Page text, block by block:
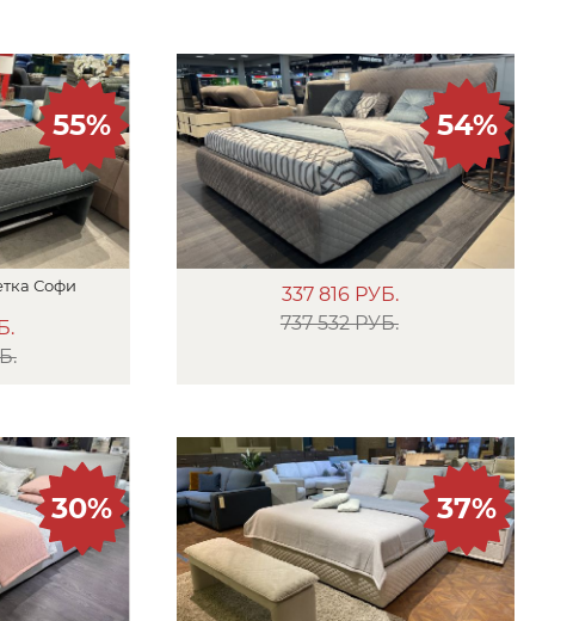
Софи
55%
337 816 РУБ.
737 532 РУБ.
54%
30% 37%